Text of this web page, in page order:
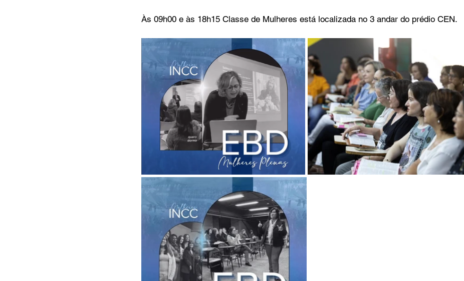
Às 09h00 e às 18h15 Classe de Mulheres está localizada no 3 andar do prédio CEN.